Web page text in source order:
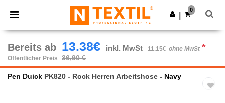
× Ntextil App
Bessere Preise in der App!
App holen
0
Bereits ab 13.38€ inkl. MwSt 11.15€ ohne MwSt *
Öffentlicher Preis 36,90 €
Pen Duick PK820 - Rock Herren Arbeitshose - Navy